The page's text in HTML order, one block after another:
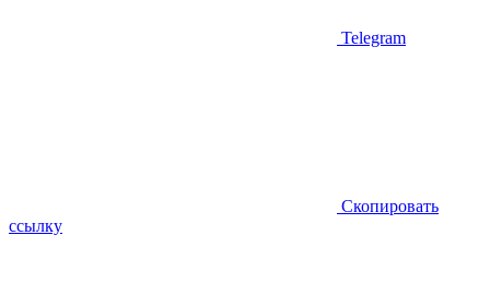
Telegram
Скопировать
ссылку